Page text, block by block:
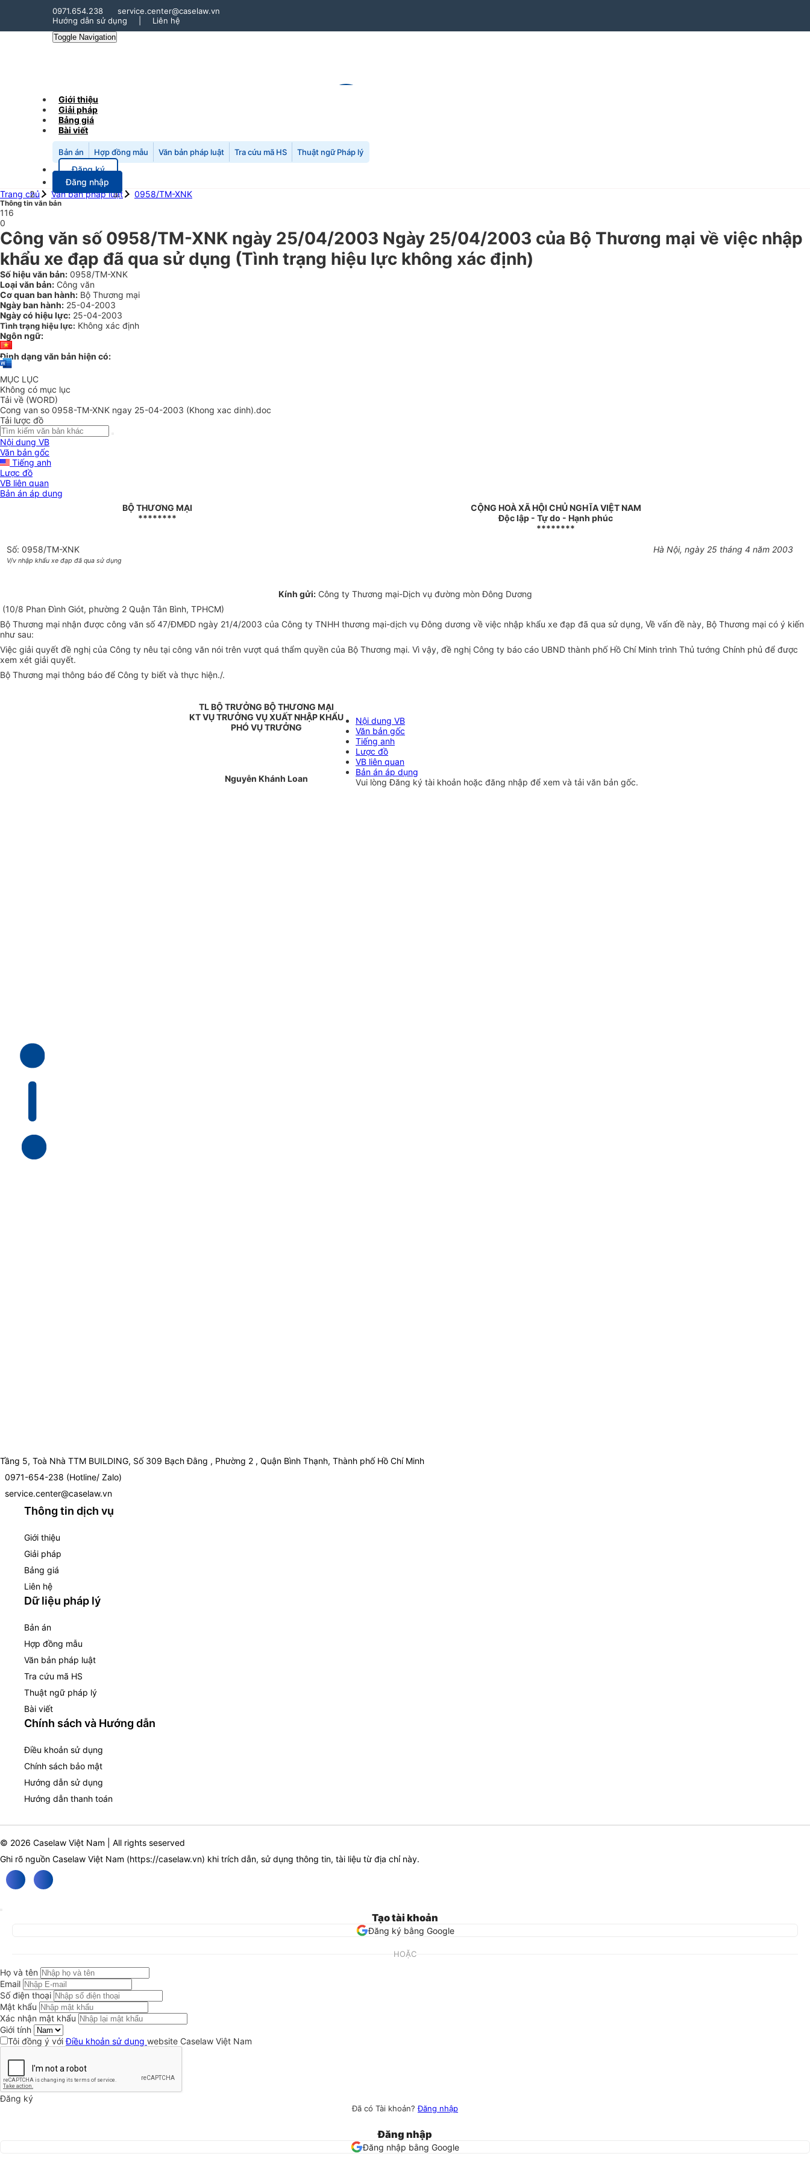
0971.654.238
service.center@caselaw.vn
Hướng dẫn sử dụng
Liên hệ
Toggle Navigation
Giới thiệu
Giải pháp
Bảng giá
Bài viết
Bản án Hợp đồng mẫu Văn bản pháp luật Tra cứu mã HS Thuật ngữ Pháp lý
Đăng ký
Đăng nhập
Trang chủ
Văn bản pháp luật 0958/TM-XNK
Thông tin văn bản
116
0
Công văn số 0958/TM-XNK ngày 25/04/2003 Ngày 25/04/2003 của Bộ Thương mại về việc nhập
khẩu xe đạp đã qua sử dụng (Tình trạng hiệu lực không xác định)
Số hiệu văn bản: 0958/TM-XNK
Loại văn bản: Công văn
Cơ quan ban hành: Bộ Thương mại
Ngày ban hành: 25-04-2003
Ngày có hiệu lực: 25-04-2003
Tình trạng hiệu lực: Không xác định
Ngôn ngữ:
Định dạng văn bản hiện có:
MỤC LỤC
Không có mục lục
Tải về (WORD)
Cong van so 0958-TM-XNK ngay 25-04-2003 (Khong xac dinh).doc
Tải lược đồ
Nội dung VB
Văn bản gốc
Tiếng anh
Lược đồ
VB liên quan
Bản án áp dụng
BỘ THƯƠNG MẠI
********
CỘNG HOÀ XÃ HỘI CHỦ NGHĨA VIỆT NAM
Độc lập - Tự do - Hạnh phúc
********
Số: 0958/TM-XNK
V/v nhập khẩu xe đạp đã qua sử dụng
Hà Nội, ngày 25 tháng 4 năm 2003
Kính gửi:Công ty Thương mại-Dịch vụ đường mòn Đông Dương
(10/8 Phan Đình Giót, phường 2 Quận Tân Bình, TPHCM)
Bộ Thương mại nhận được công văn số 47/ĐMĐD ngày 21/4/2003 của Công ty TNHH thương mại-dịch vụ Đông dương về việc nhập khẩu xe đạp đã qua sử dụng, Về vấn đề này, Bộ Thương mại có ý kiến
như sau:
Việc giải quyết đề nghị của Công ty nêu tại công văn nói trên vượt quá thẩm quyền của Bộ Thương mại. Vì vậy, đề nghị Công ty báo cáo UBND thành phố Hồ Chí Minh trình Thủ tướng Chính phủ để được
xem xét giải quyết.
Bộ Thương mại thông báo để Công ty biết và thực hiện./.
TL BỘ TRƯỞNG BỘ THƯƠNG MẠI
KT VỤ TRƯỞNG VỤ XUẤT NHẬP KHẨU
PHÓ VỤ TRƯỞNG
Nguyễn Khánh Loan
Nội dung VB
Văn bản gốc
Tiếng anh
Lược đồ
VB liên quan
Bản án áp dụng
Vui lòngĐăng ký tài khoản hoặc đăng nhập để xem và tải văn bản gốc.
Tầng 5, Toà Nhà TTM BUILDING, Số 309 Bạch Đằng , Phường 2 , Quận Bình Thạnh, Thành phố Hồ Chí Minh
0971-654-238 (Hotline/ Zalo)
service.center@caselaw.vn
Thông tin dịch vụ
Giới thiệu
Giải pháp
Bảng giá
Liên hệ
Dữ liệu pháp lý
Bản án
Hợp đồng mẫu
Văn bản pháp luật
Tra cứu mã HS
Thuật ngữ pháp lý
Bài viết
Chính sách và Hướng dẫn
Điều khoản sử dụng
Chính sách bảo mật
Hướng dẫn sử dụng
Hướng dẫn thanh toán
© 2026 Caselaw Việt Nam | All rights seserved
Ghi rõ nguồn Caselaw Việt Nam (https://caselaw.vn) khi trích dẫn, sử dụng thông tin, tài liệu từ địa chỉ này.
Tạo tài khoản
Đăng ký bằng Google
HOẶC
Họ và tên
Email
Số điện thoại
Mật khẩu
Xác nhận mật khẩu
Giới tính
Tôi đồng ý vớiĐiều khoản sử dụng website Caselaw Việt Nam
Đăng ký
Đã có Tài khoản?Đăng nhập
Đăng nhập
Đăng nhập bằng Google